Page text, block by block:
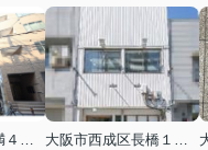
大阪市北区西天満４丁目
大阪市西成区長橋１丁目